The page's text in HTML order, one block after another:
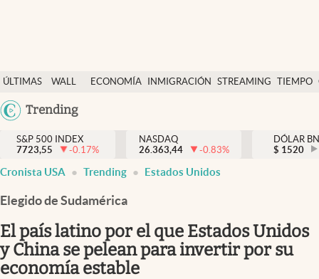
ÚLTIMAS
NOTICIAS
WALL
DÓLAR
ECONOMÍA INMIGRACIÓN STREAMING TIEMPO
México
Trending
Finanzas y economía
Wall Street y dólar
Inmigración
Espiritual
Streaming
S&P 500 INDEX
7723,55
-0.17%
NASDAQ
26.363,44
-0.83%
DÓLAR
$ 1520
Cronista USA Trending Estados Unidos
Elegido de Sudamérica
El país latino por el que Estados Unidos
y China se pelean para invertir por su
economía estable